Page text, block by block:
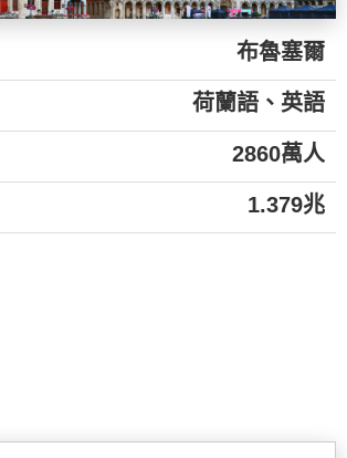
布魯塞爾
荷蘭語、英語
2860萬人
1.379兆